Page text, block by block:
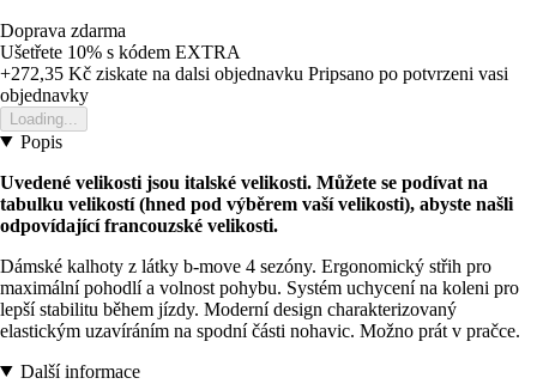
Doprava zdarma
Ušetřete 10% s kódem EXTRA
+272,35 Kč ziskate na dalsi objednavku Pripsano po potvrzeni vasi
objednavky
Loading...
Popis
Uvedené velikosti jsou italské velikosti. Můžete se podívat na
tabulku velikostí (hned pod výběrem vaší velikosti), abyste našli
odpovídající francouzské velikosti.
Dámské kalhoty z látky b-move 4 sezóny. Ergonomický střih pro
maximální pohodlí a volnost pohybu. Systém uchycení na koleni pro
lepší stabilitu během jízdy. Moderní design charakterizovaný
elastickým uzavíráním na spodní části nohavic. Možno prát v pračce.
Další informace